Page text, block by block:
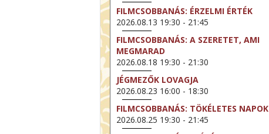
FILMCSOBBANÁS: ÉRZELMI ÉRTÉK
2026.08.13 19:30 - 21:45
FILMCSOBBANÁS: A SZERETET, AMI
MEGMARAD
2026.08.18 19:30 - 21:30
JÉGMEZŐK LOVAGJA
2026.08.23 16:00 - 18:30
FILMCSOBBANÁS: TÖKÉLETES NAPOK
2026.08.25 19:30 - 21:45